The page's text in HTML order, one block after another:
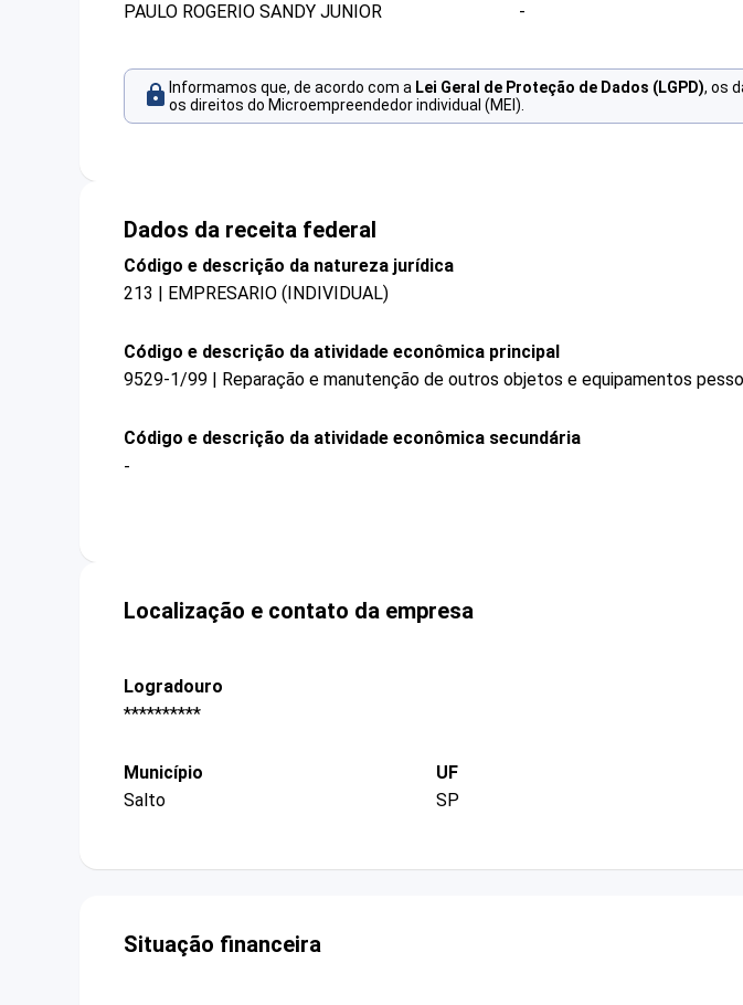
PAULO ROGERIO SANDY JUNIOR
-
Informamos que, de acordo com a Lei Geral de Proteção de Dados (LGPD), os
os direitos do Microempreendedor individual (MEI).
Dados da receita federal
Código e descrição da natureza jurídica
213 | EMPRESARIO (INDIVIDUAL)
Código e descrição da atividade econômica principal
9529-1/99 | Reparação e manutenção de outros objetos e equipamentos
Código e descrição da atividade econômica secundária
-
Localização e contato da empresa
Logradouro
**********
Município
Salto
UF
SP
Situação financeira